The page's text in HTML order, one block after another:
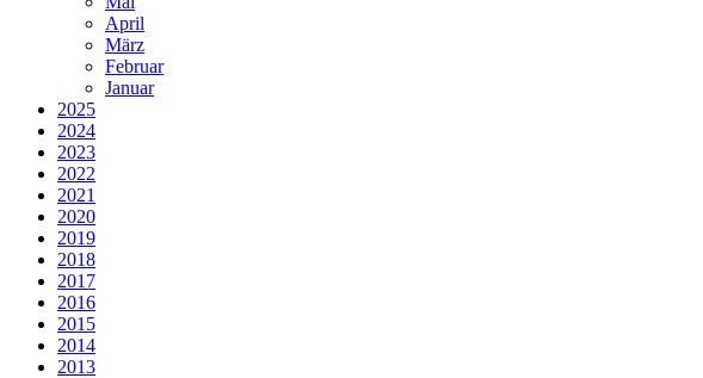
April
März
Februar
Januar
2025
2024
2023
2022
2021
2020
2019
2018
2017
2016
2015
2014
2013